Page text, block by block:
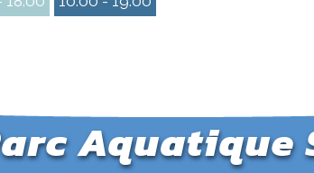
Aquatique